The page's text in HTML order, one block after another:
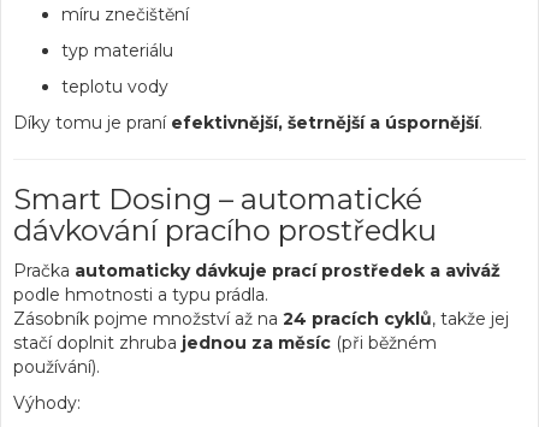
míru znečištění
typ materiálu
teplotu vody
Díky tomu je praní efektivnější, šetrnější a úspornější.
Smart Dosing – automatické
dávkování pracího prostředku
Pračka automaticky dávkuje prací prostředek a aviváž
podle hmotnosti a typu prádla.
Zásobník pojme množství až na 24 pracích cyklů, takže jej
stačí doplnit zhruba jednou za měsíc (při běžném
používání).
Výhody: